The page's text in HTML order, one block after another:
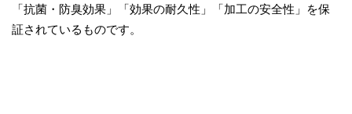
「抗菌・防臭効果」「効果の耐久性」「加工の安全性」を保
証されているものです。